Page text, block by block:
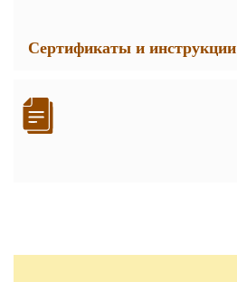
Сертификаты и инструкции